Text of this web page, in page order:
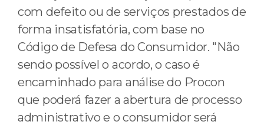
com defeito ou de serviços prestados de
forma insatisfatória, com base no
Código de Defesa do Consumidor. "Não
sendo possível o acordo, o caso é
encaminhado para análise do Procon
que poderá fazer a abertura de processo
administrativo e o consumidor será